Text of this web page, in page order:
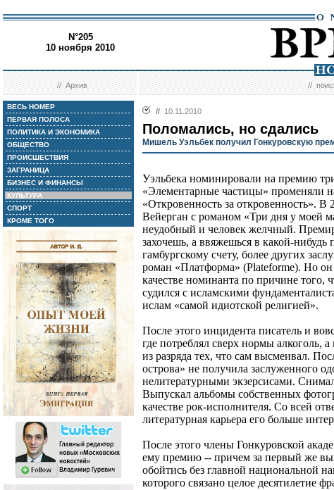
N°205
10 ноября 2010
//Архив //
ВЕСЬ НОМЕР
ПЕРВАЯ ПОЛОСА
ПОЛИТИКА И ЭКОНОМИКА
ОБЩЕСТВО
ПРОИСШЕСТВИЯ
ЗАГРАНИЦА
БИЗНЕС И ФИНАНСЫ
КУЛЬТУРА
СПОРТ
КРОМЕ ТОГО
// 10.11.2010
Поломались, но сдались
Мишель Уэльбек получил Гонкуровскую
Уэльбека номинировали на премию
«Элементарные частицы» променяли
«Откровенность за откровенность».
Вейерган с романом «Три дня у моей
неудобный и человек желчный.
захочешь, а ввяжешься в какой-
гамбургскому счету, более других
роман «Платформа» (Plateforme). Но он
качестве номинанта по причине того,
судился с исламскими
ислам «самой идиотской религией».
После этого инцидента писатель и
где потреблял сверх нормы алкоголь,
из разряда тех, что сам высмеивал.
острова» не получила заслуженного
нелитературными экзерсисами.
Выпускал альбомы собственных
качестве рок-исполнителя. Со всей
литературная карьера его больше
После этого члены Гонкуровской
ему премию -- причем за первый же
обойтись без главной национальной
которого связано целое десятилетие